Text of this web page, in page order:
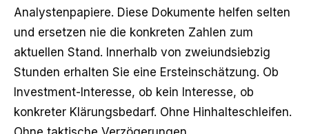
Analystenpapiere. Diese Dokumente helfen selten
und ersetzen nie die konkreten Zahlen zum
aktuellen Stand. Innerhalb von zweiundsiebzig
Stunden erhalten Sie eine Ersteinschätzung. Ob
Investment-Interesse, ob kein Interesse, ob
konkreter Klärungsbedarf. Ohne Hinhalteschleifen.